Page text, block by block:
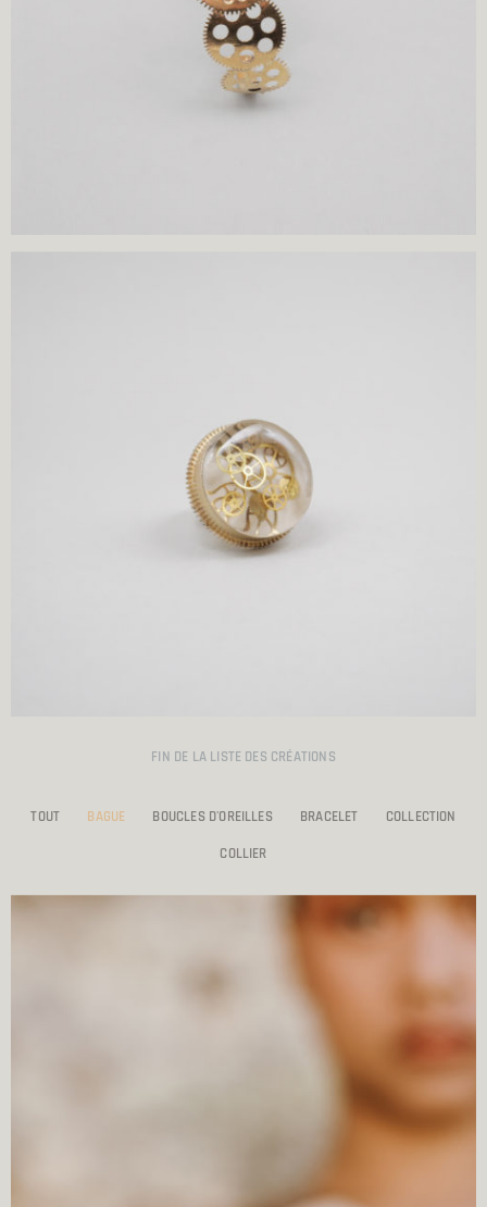
FIN DE LA LISTE DES CRÉATIONS
TOUT BAGUE BOUCLES D'OREILLES BRACELET COLLECTION
COLLIER